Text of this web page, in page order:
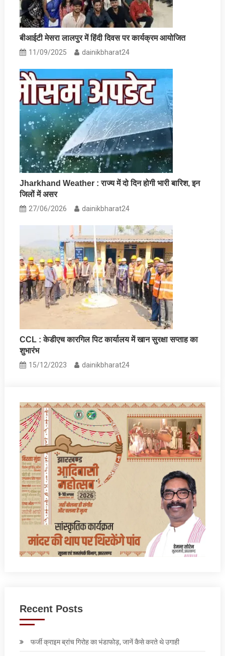
बीआईटी मेसरा लालपुर में हिंदी दिवस पर कार्यक्रम आयोजित
11/09/2025 dainikbharat24
Jharkhand Weather : राज्‍य में दो दिन होगी भारी बारिश, इन
जिलों में असर
27/06/2026 dainikbharat24
CCL : केडीएच कारगिल पिट कार्यालय में खान सुरक्षा सप्‍ताह का
शुभारंभ
15/12/2023 dainikbharat24
Recent Posts
फर्जी क्राइम ब्रांच गिरोह का भंडाफोड़, जानें कैसे करते थे उगाही